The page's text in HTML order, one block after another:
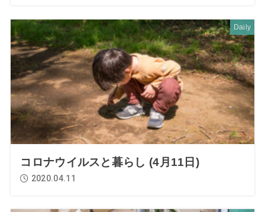
Daily
コロナウイルスと暮らし (4月11日)
2020.04.11